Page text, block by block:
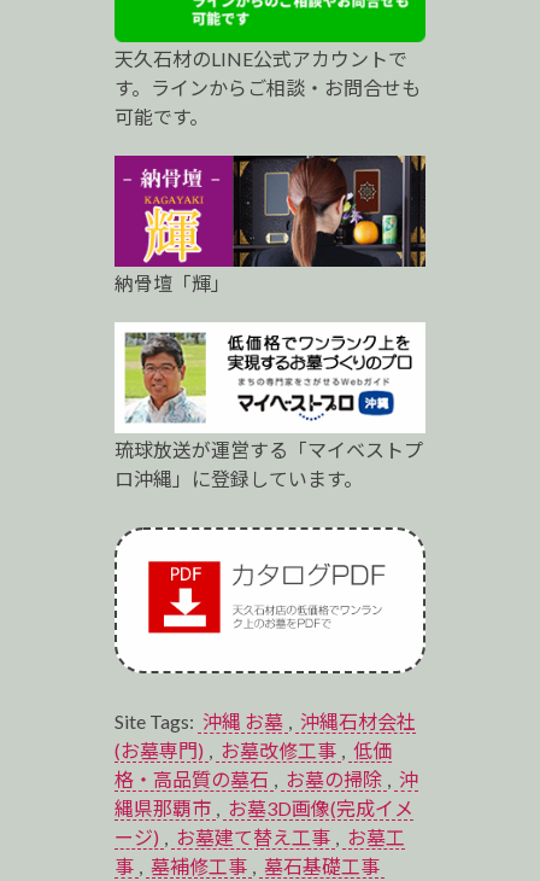
ロ
天久石材のLINE公式アカウントで
す。ラインからご相談・お問合せも
可能です。
納骨壇「輝」
琉球放送が運営する「マイベストプ
ロ沖縄」に登録しています。
Site Tags: 沖縄 お墓 , 沖縄石材会社
(お墓専門) , お墓改修工事 , 低価
格・高品質の墓石 , お墓の掃除 , 沖
縄県那覇市 , お墓3D画像(完成イメ
ージ) , お墓建て替え工事 , お墓工
事 , 墓補修工事 , 墓石基礎工事